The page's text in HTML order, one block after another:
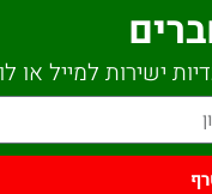
ישירות למייל או